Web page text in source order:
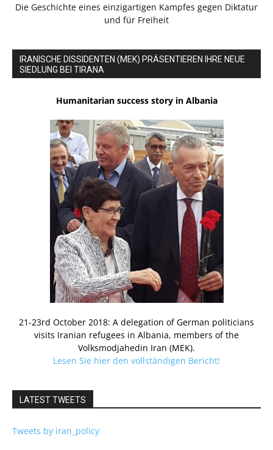
Die Geschichte eines einzigartigen Kampfes gegen Diktatur
und für Freiheit
IRANISCHE DISSIDENTEN (MEK) PRÄSENTIEREN IHRE NEUE
SIEDLUNG BEI TIRANA
Humanitarian success story in Albania
21-23rd October 2018: A delegation of German politicians
visits Iranian refugees in Albania, members of the
Volksmodjahedin Iran (MEK).
Lesen Sie hier den vollständigen Bericht!
LATEST TWEETS
Tweets by iran_policy